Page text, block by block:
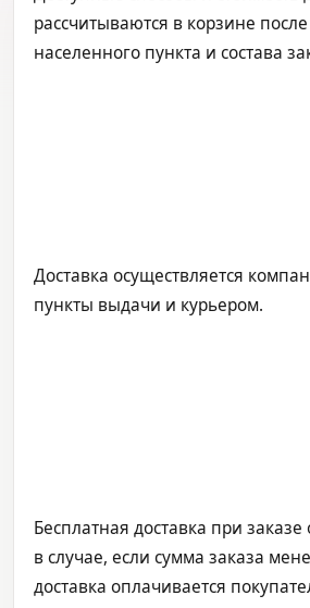
рассчитываются в корзине
населенного пункта и состава
Доставка осуществляется
пункты выдачи и курьером.
Бесплатная доставка при заказе
в случае, если сумма заказа
доставка оплачивается